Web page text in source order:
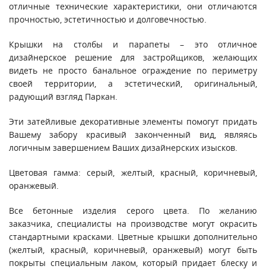
отличные технические характеристики, они отличаются
прочностью, эстетичностью и долговечностью.
Крышки на столбы и парапеты – это отличное
дизайнерское решение для застройщиков, желающих
видеть не просто банальное ограждение по периметру
своей территории, а эстетический, оригинальный,
радующий взгляд Паркан.
Эти затейливые декоративные элементы помогут придать
Вашему забору красивый законченный вид, являясь
логичным завершением Ваших дизайнерских изысков.
Цветовая гамма: серый, желтый, красный, коричневый,
оранжевый.
Все бетонные изделия серого цвета. По желанию
заказчика, специалисты на производстве могут окрасить
стандартными красками. Цветные крышки дополнительно
(желтый, красный, коричневый, оранжевый) могут быть
покрыты специальным лаком, который придает блеску и